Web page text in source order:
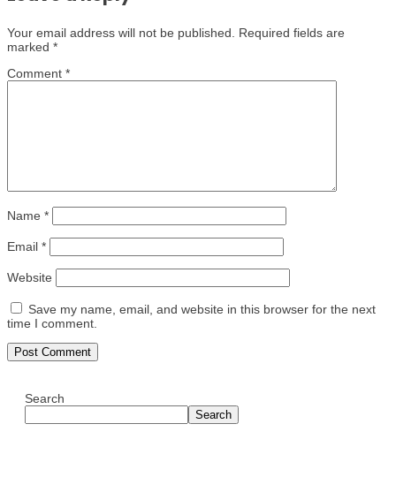
Your email address will not be published.
Required fields are
marked *
Comment *
Name *
Email *
Website
Save my name, email, and website in this browser for the next
time I comment.
Search
Search